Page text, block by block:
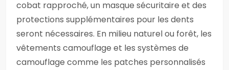
cobat rapproché, un masque sécuritaire et des
protections supplémentaires pour les dents
seront nécessaires. En milieu naturel ou forêt, les
vêtements camouflage et les systèmes de
camouflage comme les patches personnalisés